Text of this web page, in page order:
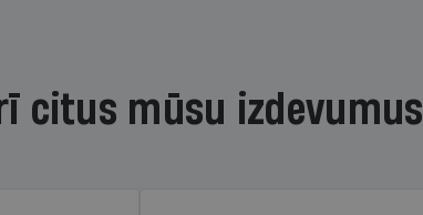
citus mūsu izdevumus